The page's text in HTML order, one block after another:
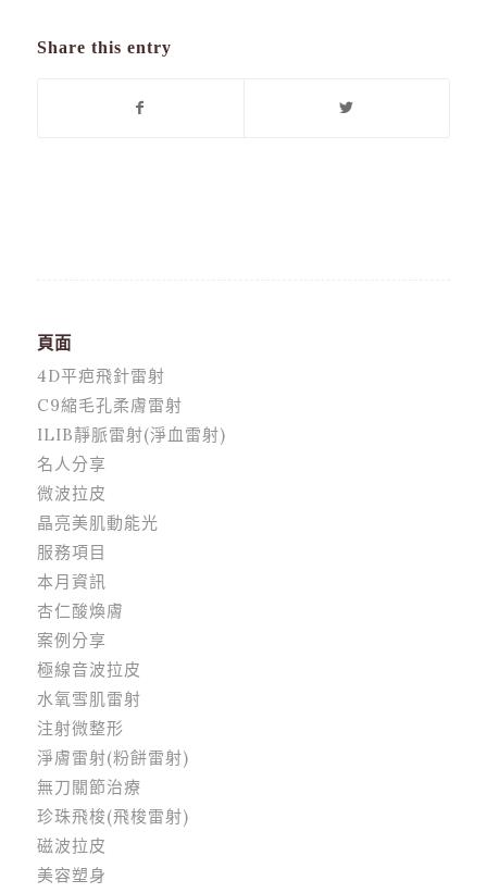
Share this entry
頁面
4D平疤飛針雷射
C9縮毛孔柔膚雷射
ILIB靜脈雷射(淨血雷射)
名人分享
微波拉皮
晶亮美肌動能光
服務項目
本月資訊
杏仁酸煥膚
案例分享
極線音波拉皮
水氧雪肌雷射
注射微整形
淨膚雷射(粉餅雷射)
無刀關節治療
珍珠飛梭(飛梭雷射)
磁波拉皮
美容塑身